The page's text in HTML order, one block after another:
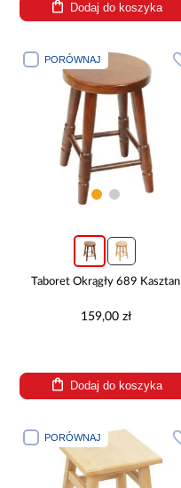
Dodaj do koszyka
PORÓWNAJ
Taboret Okrągły 689 Kasztan
159,00 zł
Dodaj do koszyka
PORÓWNAJ